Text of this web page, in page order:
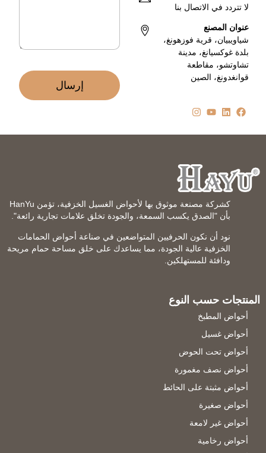
لا تتردد في الاتصال بنا
عنوان المصنع
شياويبيان، قرية فوزهونغ،
بلدة غوكسيانغ، مدينة
تشاوتشو، مقاطعة
قوانغدونغ، الصين
إرسال
كشركة مصنعة موثوق بها لأحواض الغسيل الخزفية، تؤمن HanYu
بأن "الصدق يكسب السمعة، والجودة تخلق علامات تجارية رائعة".
نود أن نكون الحرفيين المتواضعين في صناعة أحواض الحمامات
الخزفية عالية الجودة، مما يساعدك على خلق مساحة حمام مريحة
ودافئة للمستهلكين.
المنتجات حسب النوع
أحواض المطبخ
أحواض غسيل
أحواض تحت الحوض
أحواض نصف مغمورة
أحواض مثبتة على الحائط
أحواض صغيرة
أحواض غير لامعة
أحواض رخامية